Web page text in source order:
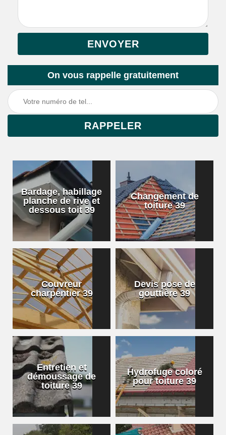
On vous rappelle gratuitement
Bardage, habillage
planche de rive et
dessous toit 39
Changement de
toiture 39
Couvreur
charpentier 39
Devis pose de
gouttière 39
Entretien et
démoussage de
toiture 39
Hydrofuge coloré
pour toiture 39